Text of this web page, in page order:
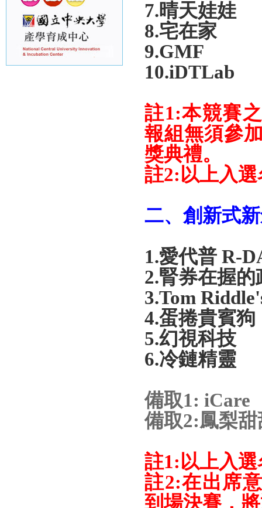
7.晴天娃娃
8.宅在家
9.GMF
10.iDTLab
註1:本競賽
報組無須參
獎典禮。
註2:以上入
二、創新式
1.愛代普 R-
2.腎券在握的
3.Tom
4.蛋捲貴賓狗
5.幻視科技
6.冷鏈精靈
備取1: iCare
備取2:鳳梨甜
註1:以上入
註2:在出席
到場決賽，